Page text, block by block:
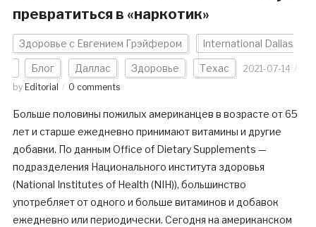
превратиться в «наркотик»
Здоровье с Евгением Грэйфером International Dallas
Блог Даллас Здоровье Техас
2021-07-14
by Editorial 0 comments
Больше половины пожилых американцев в возрасте от 65
лет и старше ежедневно принимают витамины и другие
добавки. По данным Office of Dietary Supplements —
подразделения Национального института здоровья
(National Institutes of Health (NIH)), большинство
употребляет от одного и больше витаминов и добавок
ежедневно или периодически. Сегодня на американском